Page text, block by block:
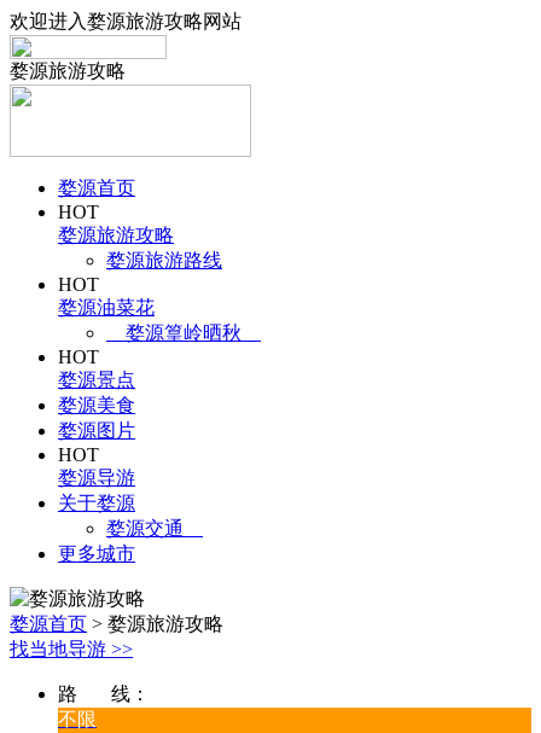
欢迎进入婺源旅游攻略网站
婺源旅游攻略
婺源首页
HOT
婺源旅游攻略
婺源旅游路线
HOT
婺源油菜花
婺源篁岭晒秋
HOT
婺源景点
婺源美食
婺源图片
HOT
婺源导游
关于婺源
婺源交通
更多城市
婺源首页 > 婺源旅游攻略
找当地导游 >>
路 线：
不限